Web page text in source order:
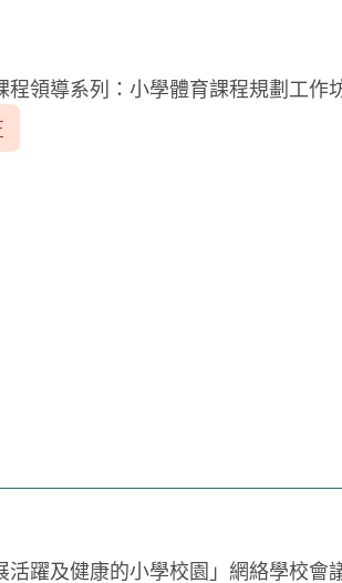
程領導系列：小學體育課程規劃工作
活躍及健康的小學校園」網絡學校會